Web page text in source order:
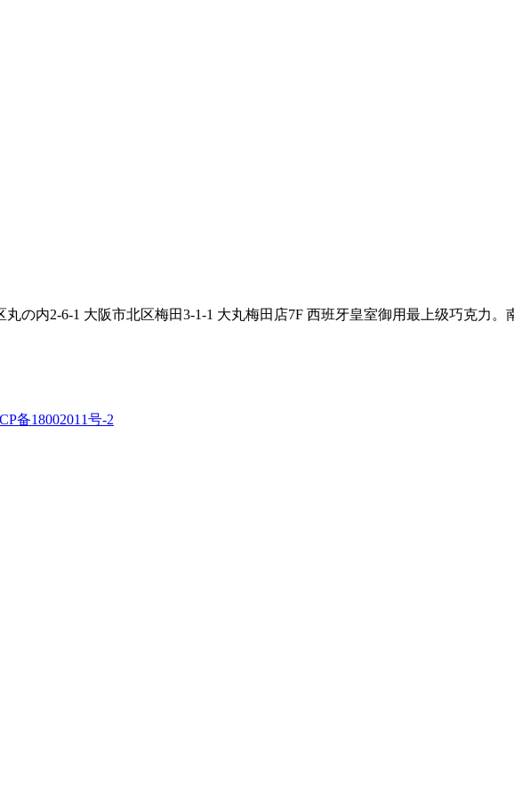
の内2-6-1 大阪市北区梅田3-1-1 大丸梅田店7F 西班牙皇室御用最上级巧克力
备18002011号-2